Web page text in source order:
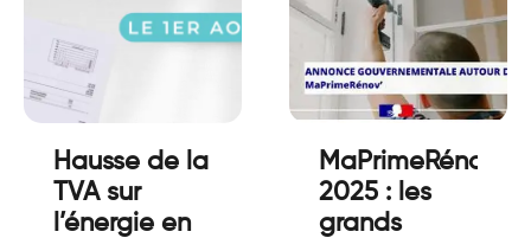
Hausse de la
TVA sur
l’énergie en
MaPrimeRénov’
2025 : les
grands